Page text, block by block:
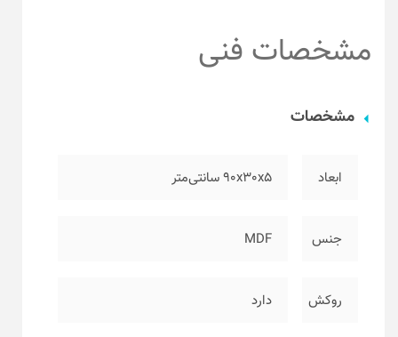
مشخصات فنی
مشخصات
ابعاد ۹۰x30x5 سانتی‌متر
جنس MDF
روکش دارد